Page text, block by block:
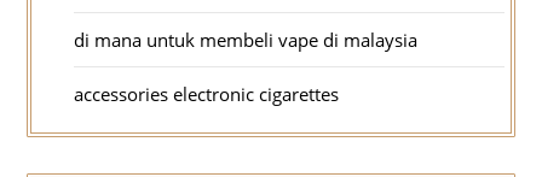
di mana untuk membeli vape di malaysia
accessories electronic cigarettes